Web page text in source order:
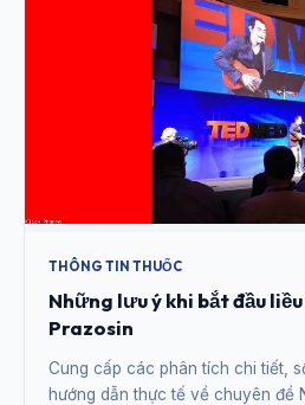
THÔNG TIN THUỐC
Những lưu ý khi bắt đầu
Prazosin
Cung cấp các phân tích chi tiết,
hướng dẫn thực tế về chuyên đề